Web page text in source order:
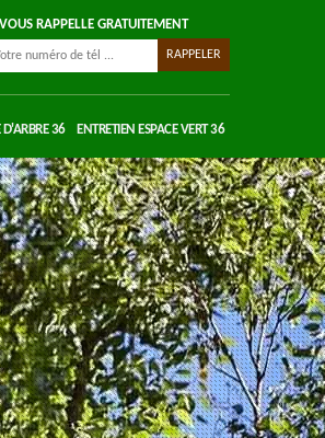
RAPPELLE GRATUITEMENT
D'ARBRE 36 ENTRETIEN ESPACE VERT 36